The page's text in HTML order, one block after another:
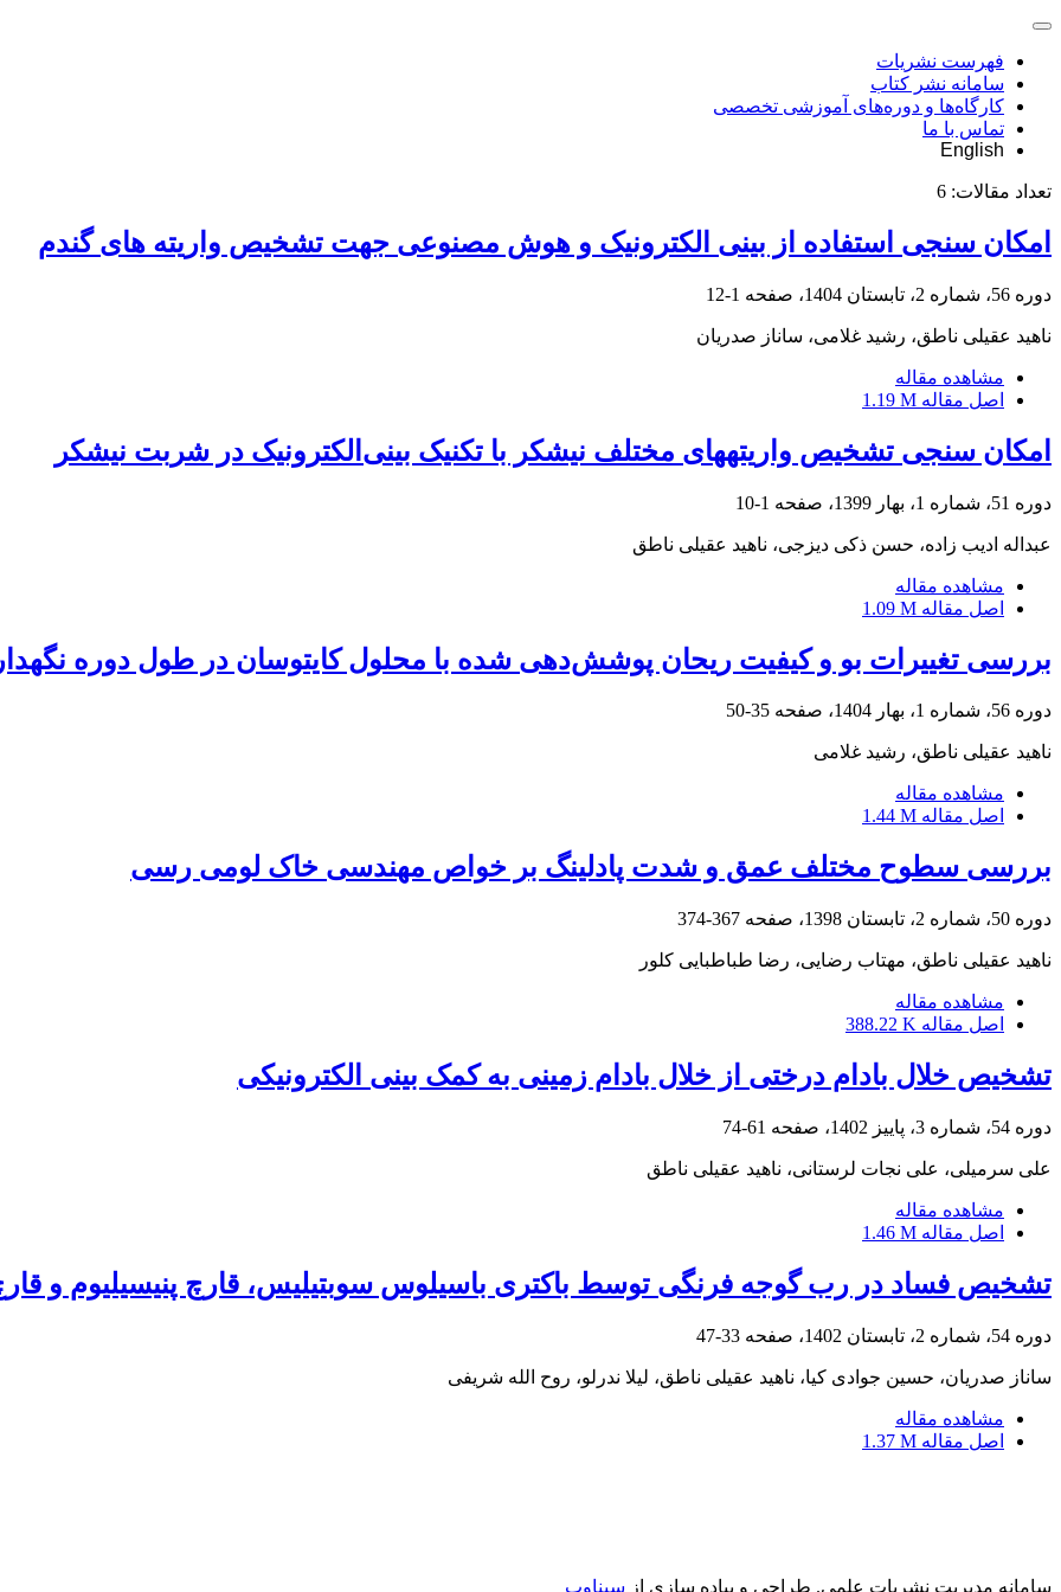
فهرست نشریات
سامانه نشر کتاب
کارگاه‌ها و دوره‌های آموزشی تخصصی
تماس با ما
English
تعداد مقالات: 6
امکان سنجی استفاده از بینی الکترونیک و هوش مصنوعی جهت تشخیص واریته های گندم
دوره 56، شماره 2، تابستان 1404، صفحه 1-12
ناهید عقیلی ناطق، رشید غلامی، ساناز صدریان
مشاهده مقاله
اصل مقاله 1.19 M
امکان سنجی تشخیص واریتههای مختلف نیشکر با تکنیک بینی‌الکترونیک در شربت نیشکر
دوره 51، شماره 1، بهار 1399، صفحه 1-10
عبداله ادیب زاده، حسن ذکی دیزجی، ناهید عقیلی ناطق
مشاهده مقاله
اصل مقاله 1.09 M
بررسی تغییرات بو و کیفیت ریحان پوشش‌دهی شده با محلول کایتوسان در طول دوره
دوره 56، شماره 1، بهار 1404، صفحه 35-50
ناهید عقیلی ناطق، رشید غلامی
مشاهده مقاله
اصل مقاله 1.44 M
بررسی سطوح مختلف عمق و شدت پادلینگ بر خواص مهندسی خاک لومی رسی
دوره 50، شماره 2، تابستان 1398، صفحه 367-374
ناهید عقیلی ناطق، مهتاب رضایی، رضا طباطبایی کلور
مشاهده مقاله
اصل مقاله 388.22 K
تشخیص خلال بادام درختی از خلال بادام زمینی به کمک بینی الکترونیکی
دوره 54، شماره 3، پاییز 1402، صفحه 61-74
علی سرمیلی، علی نجات لرستانی، ناهید عقیلی ناطق
مشاهده مقاله
اصل مقاله 1.46 M
تشخیص فساد در رب گوجه فرنگی توسط باکتری باسیلوس سوبتیلیس، قارچ پنیسیلیوم و
دوره 54، شماره 2، تابستان 1402، صفحه 33-47
ساناز صدریان، حسین جوادی کیا، ناهید عقیلی ناطق، لیلا ندرلو، روح الله شریفی
مشاهده مقاله
اصل مقاله 1.37 M
سامانه مدیریت نشریات علمی. طراحی و پیاده سازی از سیناوب